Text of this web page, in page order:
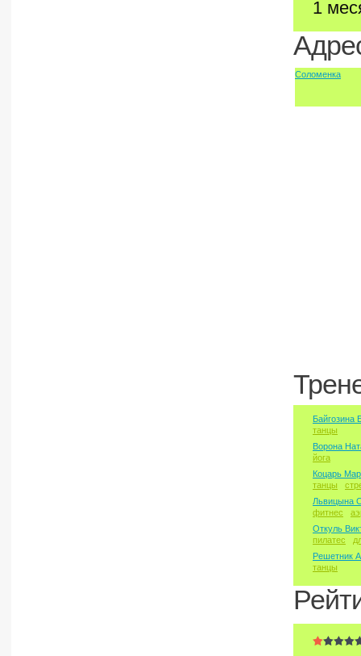
1
Соломенка
Байгозина
танцы
Ворона
йога
Коцарь
танцы
Львицына
фитнес
Откуль
пилатес
Решетник
танцы